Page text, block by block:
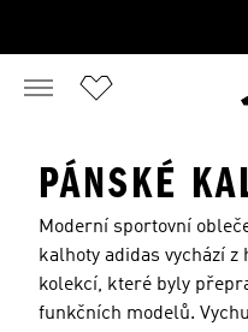
PÁNSKÉ
Moderní sportovní
kalhoty adidas vychází
kolekcí, které byly
funkčních modelů.